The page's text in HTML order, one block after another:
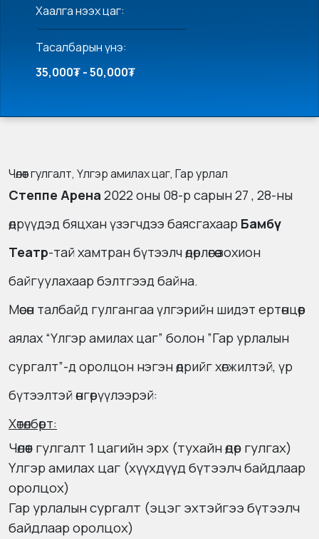
Хаалга нээх цаг:
Тасалбарын үнэ:
35,000₮ - 50,000₮
Чөлөөт гулгалт, Үлгэр амилах цаг, Гар урлал
Степпе Арена 2022 оны 08-р сарын 27 , 28-ны
өдрүүдэд бяцхан үзэгчдээ баясгахаар Бамбүү
Театр-тай хамтран бүтээлч өдөрлөгөө зохион
байгуулахаар бэлтгээд байна.
Мөсөн талбайд гулгангаа үлгэрийн шидэт ертөнцөөр
аялах “Үлгэр амилах цаг” болон ”Гар урлалын
сургалт”-д оролцон нэгэн өдрийг хөгжилтэй, үр
бүтээлтэй өнгөрүүлээрэй:
Хөтөлбөрт:
Чөлөөт гулгалт 1 цагийн эрх (тухайн өдөр гулгах)
Үлгэр амилах цаг (хүүхдүүд бүтээлч байдлаар
оролцох)
Гар урлалын сургалт (эцэг эхтэйгээ бүтээлч
байдлаар оролцох)